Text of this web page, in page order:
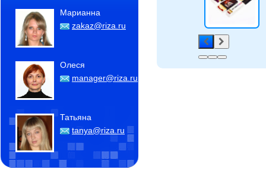
Марианна
zakaz@riza.ru
Олеся
manager@riza.ru
Татьяна
tanya@riza.ru